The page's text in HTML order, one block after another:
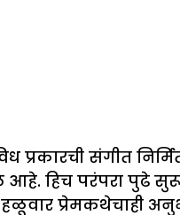
प्रकारची संगीत
हिच परंपरा पुढे
हळूवार प्रेमकथेचाही